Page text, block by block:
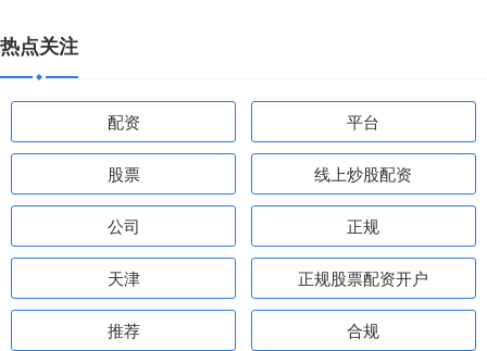
热点关注
配资 平台
股票 线上炒股配资
公司 正规
天津 正规股票配资开户
推荐 合规